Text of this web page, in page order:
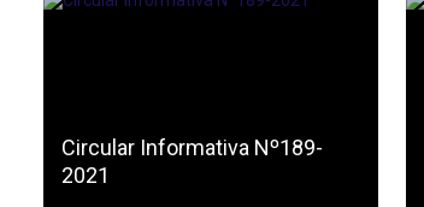
Circular Informativa Nº189-
2021